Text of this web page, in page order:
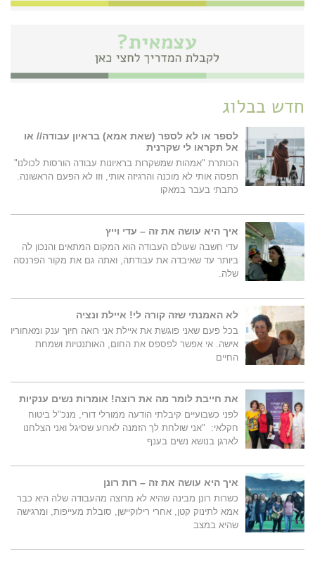
חדש בבלוג
לספר או לא לספר (שאת אמא) בראיון עבודה// או
אל תקראו לי שקרנית
הכותרת "אמהות שמשקרות בראיונות עבודה הורסות לכולנו"
תפסה אותי לא מוכנה והרגיזה אותי, וזו לא הפעם הראשונה.
כתבתי בעבר במאקו
איך היא עושה את זה – עדי וייץ
עדי חשבה שעולם העבודה הוא המקום המתאים והנכון לה
ביותר עד שאיבדה את עבודתה, ואתה גם את מקור הפרנסה
שלה.
לא האמנתי שזה קורה לי! איילת ונציה
בכל פעם שאני פוגשת את איילת אני רואה חיוך ענק ומאחוריו
אישה. אי אפשר לפספס את החום, האותנטיות ושמחת
החיים
את חייבת לומר מה את רוצה! אומרות נשים ענקיות
לפני כשבועיים קיבלתי הודעה ממורלי דורי, מנכ"ל ביטוח
חקלאי: "אני שולחת לך הזמנה לארוע שסיגל ואני הצלחנו
לארגן בנושא נשים בענף
איך היא עושה את זה – רות רונן
כשרות רונן מבינה שהיא לא מרוצה מהעבודה שלה היא כבר
אמא לתינוק קטן, אחרי רילוקיישן, סובלת מעייפות, ומרגישה
שהיא במצב